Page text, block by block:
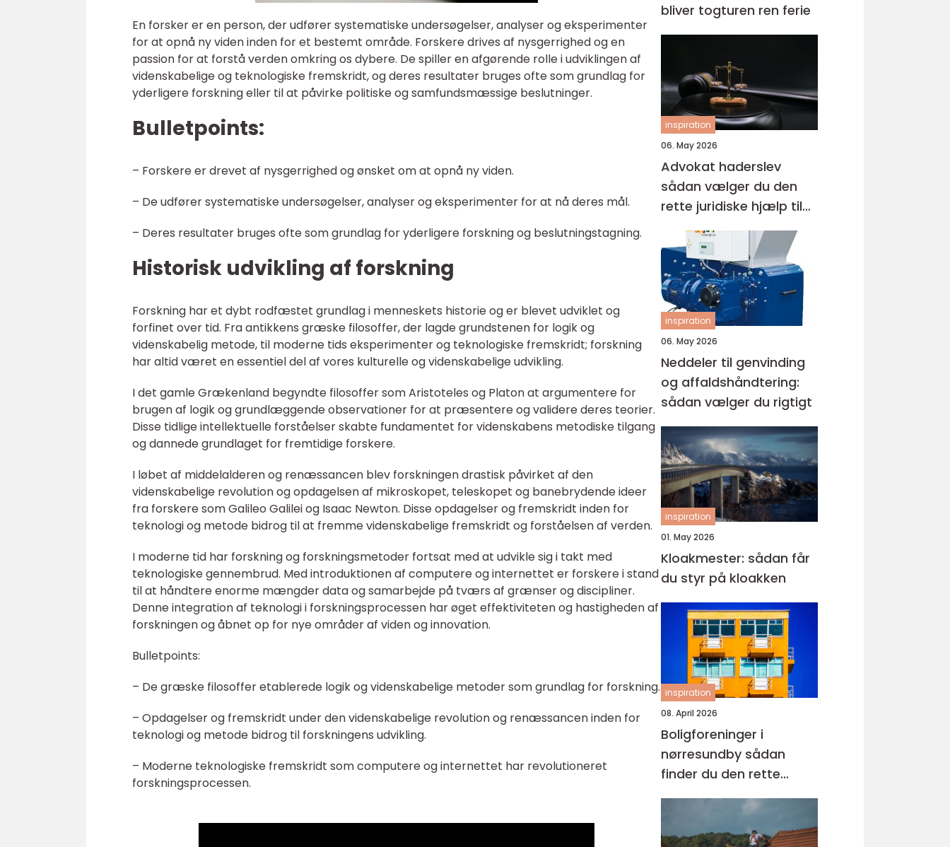
En forsker er en person, der udfører systematiske undersøgelser, analyser og eksperimenter
for at opnå ny viden inden for et bestemt område. Forskere drives af nysgerrighed og en
passion for at forstå verden omkring os dybere. De spiller en afgørende rolle i udviklingen af
videnskabelige og teknologiske fremskridt, og deres resultater bruges ofte som grundlag for
yderligere forskning eller til at påvirke politiske og samfundsmæssige beslutninger.
Bulletpoints:
– Forskere er drevet af nysgerrighed og ønsket om at opnå ny viden.
– De udfører systematiske undersøgelser, analyser og eksperimenter for at nå deres mål.
– Deres resultater bruges ofte som grundlag for yderligere forskning og beslutningstagning.
Historisk udvikling af forskning
Forskning har et dybt rodfæstet grundlag i menneskets historie og er blevet udviklet og
forfinet over tid. Fra antikkens græske filosoffer, der lagde grundstenen for logik og
videnskabelig metode, til moderne tids eksperimenter og teknologiske fremskridt; forskning
har altid været en essentiel del af vores kulturelle og videnskabelige udvikling.
I det gamle Grækenland begyndte filosoffer som Aristoteles og Platon at argumentere for
brugen af logik og grundlæggende observationer for at præsentere og validere deres teorier.
Disse tidlige intellektuelle forståelser skabte fundamentet for videnskabens metodiske tilgang
og dannede grundlaget for fremtidige forskere.
I løbet af middelalderen og renæssancen blev forskningen drastisk påvirket af den
videnskabelige revolution og opdagelsen af mikroskopet, teleskopet og banebrydende ideer
fra forskere som Galileo Galilei og Isaac Newton. Disse opdagelser og fremskridt inden for
teknologi og metode bidrog til at fremme videnskabelige fremskridt og forståelsen af verden.
I moderne tid har forskning og forskningsmetoder fortsat med at udvikle sig i takt med
teknologiske gennembrud. Med introduktionen af computere og internettet er forskere i stand
til at håndtere enorme mængder data og samarbejde på tværs af grænser og discipliner.
Denne integration af teknologi i forskningsprocessen har øget effektiviteten og hastigheden af
forskningen og åbnet op for nye områder af viden og innovation.
Bulletpoints:
– De græske filosoffer etablerede logik og videnskabelige metoder som grundlag for forskning.
– Opdagelser og fremskridt under den videnskabelige revolution og renæssancen inden for
teknologi og metode bidrog til forskningens udvikling.
– Moderne teknologiske fremskridt som computere og internettet har revolutioneret
forskningsprocessen.
bliver togturen ren ferie
inspiration
06. May 2026
Advokat haderslev
sådan vælger du den
rette juridiske hjælp til
familien
inspiration
06. May 2026
Neddeler til genvinding
og affaldshåndtering:
sådan vælger du rigtigt
inspiration
01. May 2026
Kloakmester: sådan får
du styr på kloakken
inspiration
08. April 2026
Boligforeninger i
nørresundby sådan
finder du den rette
lejebolig